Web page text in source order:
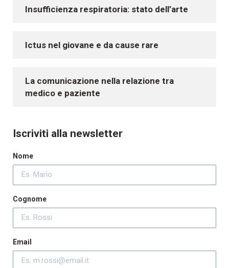
Insufficienza respiratoria: stato dell’arte
Ictus nel giovane e da cause rare
La comunicazione nella relazione tra
medico e paziente
Iscriviti alla newsletter
Nome
Cognome
Email